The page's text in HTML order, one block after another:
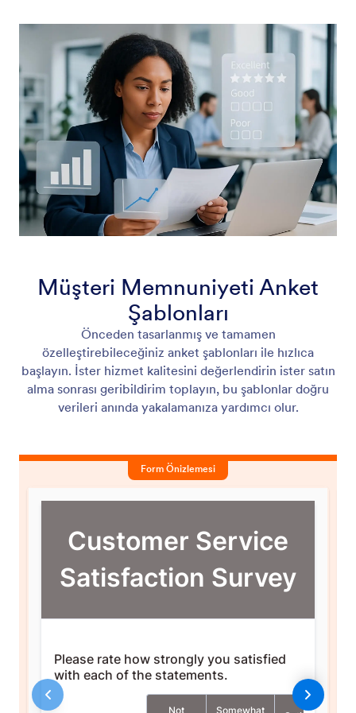
Müşteri Memnuniyeti Anket
Şablonları
Önceden tasarlanmış ve tamamen
özelleştirebileceğiniz anket şablonları ile hızlıca
başlayın. İster hizmet kalitesini değerlendirin ister satın
alma sonrası geribildirim toplayın, bu şablonlar doğru
verileri anında yakalamanıza yardımcı olur.